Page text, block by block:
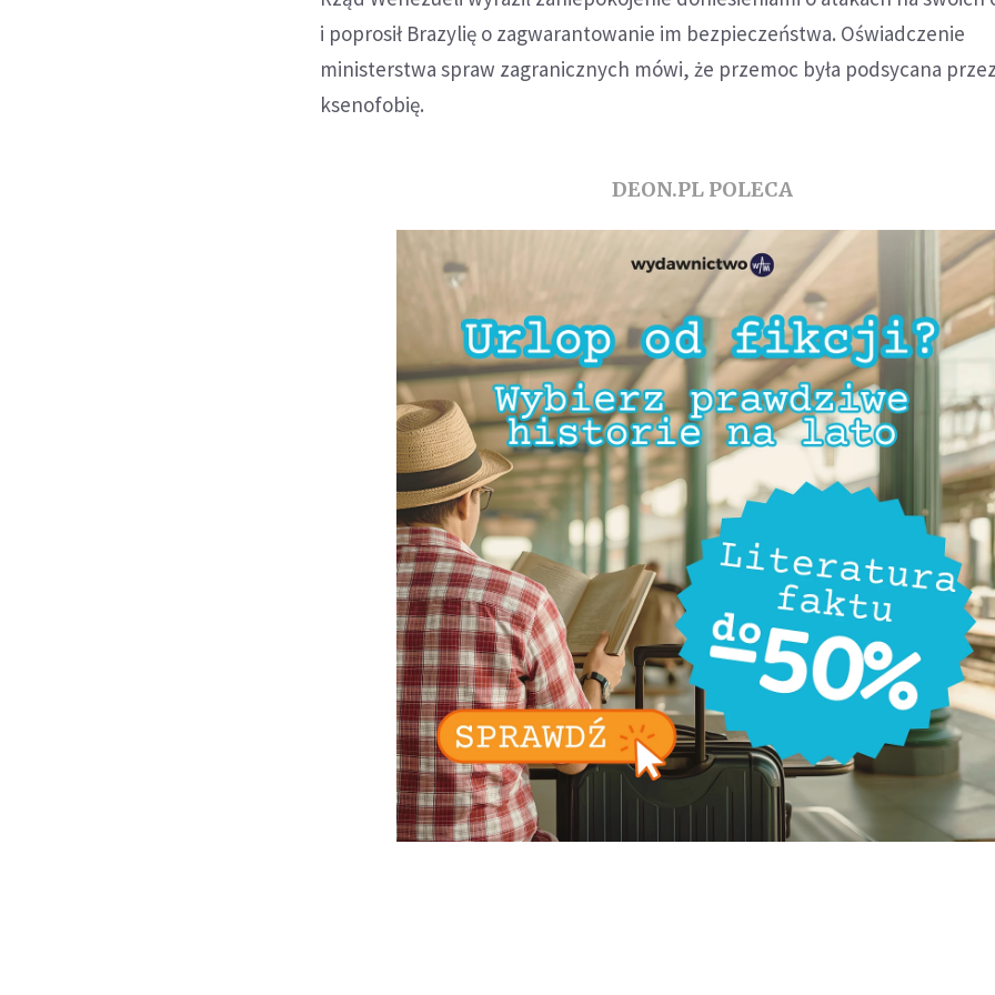
i poprosił Brazylię o zagwarantowanie im bezpieczeństwa. Oświadczenie
ministerstwa spraw zagranicznych mówi, że przemoc była podsycana
ksenofobię.
DEON.PL POLECA